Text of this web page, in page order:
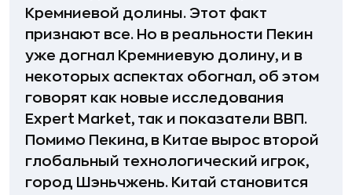
Кремниевой долины. Этот факт
признают все. Но в реальности Пекин
уже догнал Кремниевую долину, и в
некоторых аспектах обогнал, об этом
говорят как новые исследования
Expert Market, так и показатели ВВП.
Помимо Пекина, в Китае вырос второй
глобальный технологический игрок,
город Шэньчжень. Китай становится